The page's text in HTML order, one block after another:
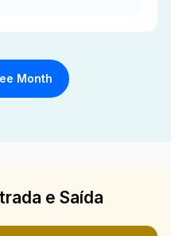
Month
e Saída